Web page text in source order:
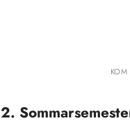
KOM
2.